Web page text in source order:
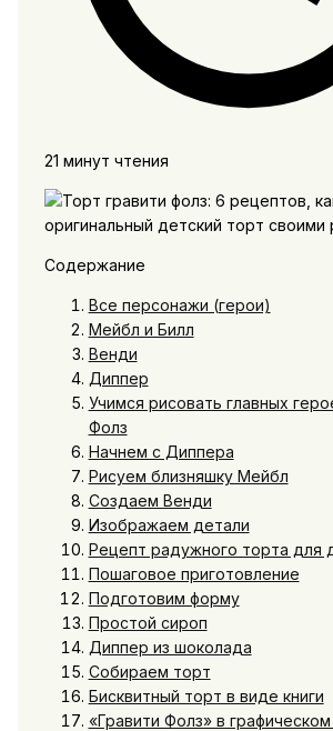
21 минут чтения
Содержание
Все персонажи (герои)
Мейбл и Билл
Венди
Диппер
Учимся рисовать главных
Фолз
Начнем с Диппера
Рисуем близняшку Мейбл
Создаем Венди
Изображаем детали
Рецепт радужного торта для
Пошаговое приготовление
Подготовим форму
Простой сироп
Диппер из шоколада
Собираем торт
Бисквитный торт в виде книги
«Гравити Фолз» в